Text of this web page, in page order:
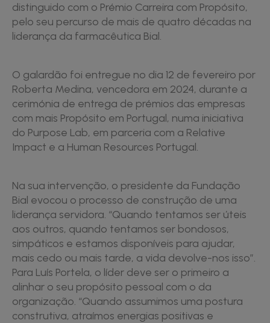
distinguido com o Prémio Carreira com Propósito,
pelo seu percurso de mais de quatro décadas na
liderança da farmacêutica Bial.
O galardão foi entregue no dia 12 de fevereiro por
Roberta Medina, vencedora em 2024, durante a
cerimónia de entrega de prémios das empresas
com mais Propósito em Portugal, numa iniciativa
do Purpose Lab, em parceria com a Relative
Impact e a Human Resources Portugal.
Na sua intervenção, o presidente da Fundação
Bial evocou o processo de construção de uma
liderança servidora. “Quando tentamos ser úteis
aos outros, quando tentamos ser bondosos,
simpáticos e estamos disponíveis para ajudar,
mais cedo ou mais tarde, a vida devolve-nos isso”.
Para Luís Portela, o líder deve ser o primeiro a
alinhar o seu propósito pessoal com o da
organização. “Quando assumimos uma postura
construtiva, atraímos energias positivas e